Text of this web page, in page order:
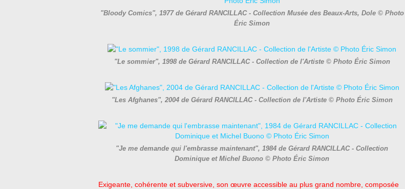
"Bloody Comics", 1977 de Gérard RANCILLAC - Collection Musée des Beaux-Arts, Dole © Photo
Éric Simon
"Le sommier", 1998 de Gérard RANCILLAC - Collection de l'Artiste © Photo Éric Simon
"Les Afghanes", 2004 de Gérard RANCILLAC - Collection de l'Artiste © Photo Éric Simon
"Je me demande qui l'embrasse maintenant", 1984 de Gérard RANCILLAC - Collection
Dominique et Michel Buono © Photo Éric Simon
Exigeante, cohérente et subversive, son œuvre accessible au plus grand nombre, composée